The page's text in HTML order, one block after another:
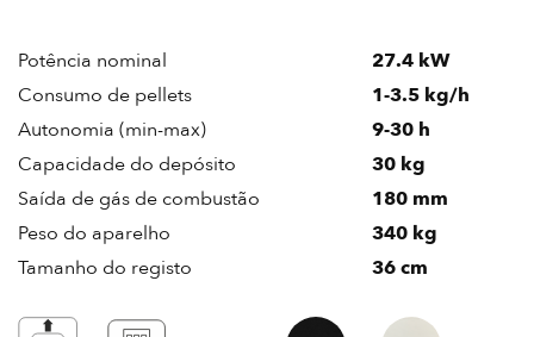
Potência nominal
27.4 kW
Consumo de pellets
1-3.5 kg/h
Autonomia (min-max)
9-30 h
Capacidade do depósito
30 kg
Saída de gás de combustão
180 mm
Peso do aparelho
340 kg
Tamanho do registo
36 cm